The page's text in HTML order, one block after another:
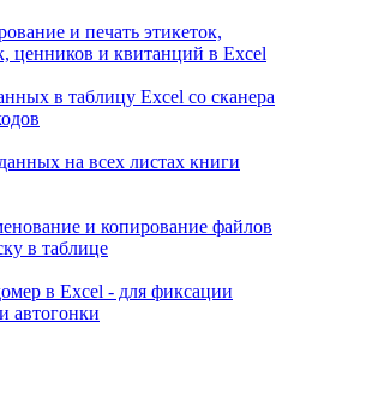
и печать этикеток,
ценников и квитанций в Excel
в таблицу Excel со сканера
на всех листах книги
и копирование файлов
в таблице
в Excel - для фиксации
автогонки